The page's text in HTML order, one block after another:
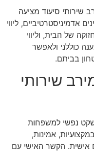
שירותי סיעוד מציעה
אדמיניסטרטיביים, ליווי
של הבית, וליווי
כוללני ולאפשר
בביתם.
שירותי
נפשי למשפחות
אמינות,
אישית. הקשר האישי עם